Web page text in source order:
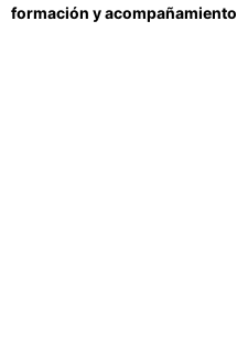
formación y acompañamiento